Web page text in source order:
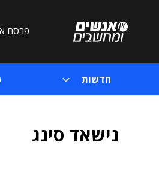
פרסם
חדשות
נישאד סינג